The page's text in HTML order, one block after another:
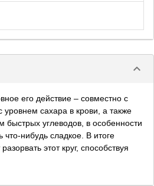
keyboard_arrow_down
его действие – совместно с
сахара в крови, а также
углеводов, в особенности
нибудь сладкое. В итоге
этот круг, способствуя